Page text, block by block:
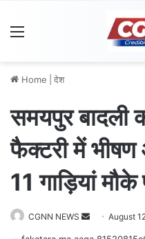
Home देश
समयपुर बादली
फैक्टरी में
11 गाड़ियां मौके
CGNN NEWS August